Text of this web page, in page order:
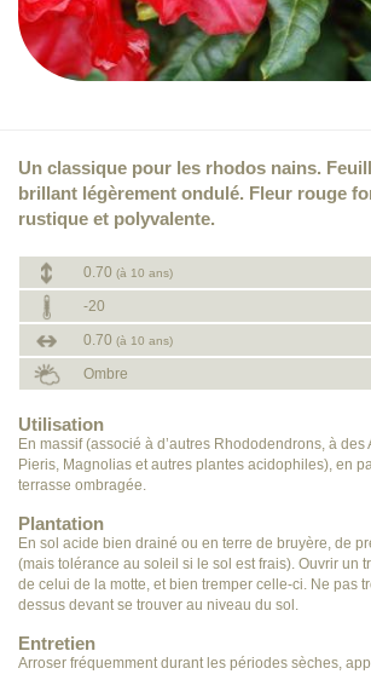
Un classique pour les rhodos nains.
brillant légèrement ondulé. Fleur rouge
rustique et polyvalente.
0.70 (à 10 ans)
-20
0.70 (à 10 ans)
Ombre
Utilisation
En massif (associé à d’autres Rhododendrons, à
Pieris, Magnolias et autres plantes acidophiles), en
terrasse ombragée.
Plantation
En sol acide bien drainé ou en terre de bruyère, de
(mais tolérance au soleil si le sol est frais). Ouvrir un
de celui de la motte, et bien tremper celle-ci. Ne pas
dessus devant se trouver au niveau du sol.
Entretien
Arroser fréquemment durant les périodes sèches,